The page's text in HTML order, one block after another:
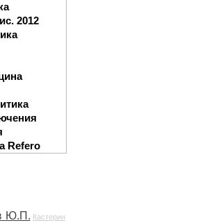
2012
Refero
Ю.П. Кастерин